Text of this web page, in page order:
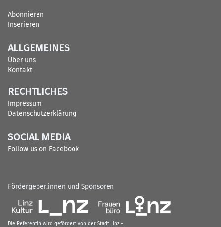
Abonnieren
Inserieren
ALLGEMEINES
Über uns
Kontakt
RECHTLICHES
Impressum
Datenschutzerklärung
SOCIAL MEDIA
Follow us on Facebook
Fördergeber:innen und Sponsoren
Die Referentin wird gefördert von der Stadt Linz –